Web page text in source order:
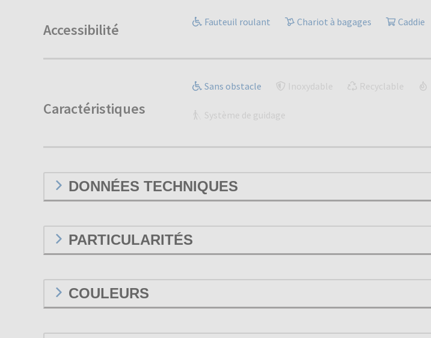
Accessibilité Fauteuil roulant Chariot à bagages Caddie
Caractéristiques
Sans obstacle Inoxydable Recyclable
Système de guidage
DONNÉES TECHNIQUES
PARTICULARITÉS
COULEURS